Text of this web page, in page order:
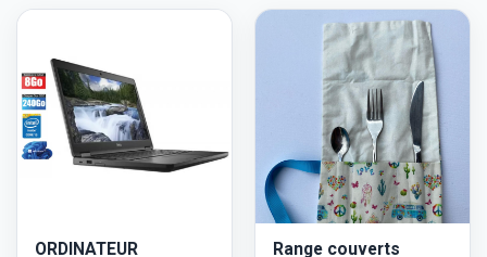
ORDINATEUR
Range couverts